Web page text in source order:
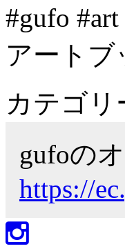
#gufo
アートブ
カテゴリ
gufoの
https://